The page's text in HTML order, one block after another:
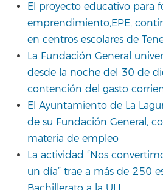
El proyecto educativo para
emprendimiento,EPE,
en centros escolares de
La Fundación General
desde la noche del 30 de
contención del gasto
El Ayuntamiento de La
de su Fundación General,
materia de empleo
La actividad “Nos
un día” trae a más de 250